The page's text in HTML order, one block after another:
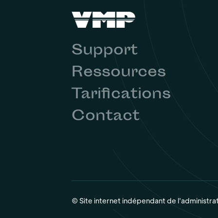
Support
Ressources
Tarifications
Contact
© Site internet indépendant de